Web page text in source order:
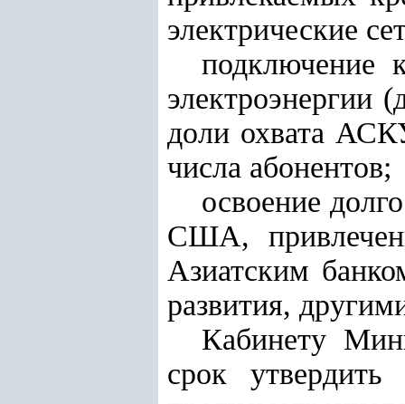
электрические
подключение
электроэнергии
доли охвата
числа абонентов;
освоение
США,
Азиатским
развития,
Кабинету
срок